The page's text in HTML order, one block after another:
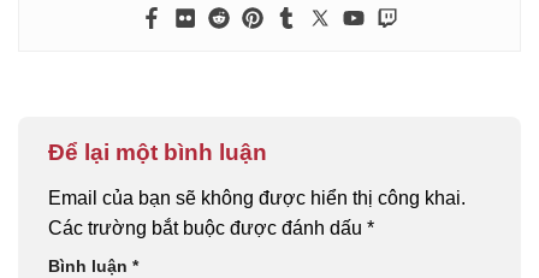
Để lại một bình luận
Email của bạn sẽ không được hiển thị công khai.
Các trường bắt buộc được đánh dấu *
Bình luận *